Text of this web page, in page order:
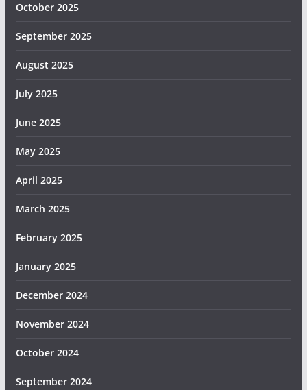
October 2025
September 2025
August 2025
July 2025
June 2025
May 2025
April 2025
March 2025
February 2025
January 2025
December 2024
November 2024
October 2024
September 2024